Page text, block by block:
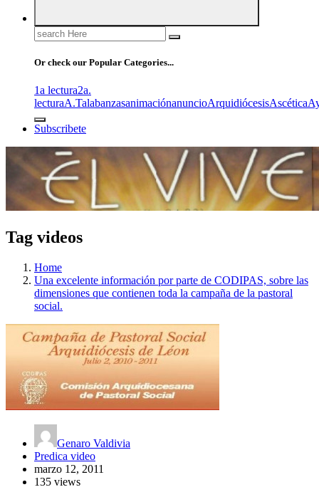
Search
for:
Or check our Popular Categories...
1a lectura2a.
lecturaA.TalabanzasanimaciónanuncioArquidiócesisAscética
Subscribete
Tag videos
Home
Una excelente información por parte de CODIPAS, sobre las
dimensiones que contienen toda la campaña de la pastoral
social.
Genaro Valdivia
Predica video
marzo 12, 2011
135 views